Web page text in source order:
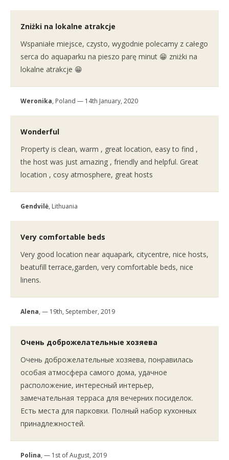
Zniżki na lokalne atrakcje
Wspaniałe miejsce, czysto, wygodnie polecamy z całego
serca do aquaparku na pieszo parę minut 😁 zniżki na
lokalne atrakcje 😁
Weronika, Poland — 14th January, 2020
Wonderful
Property is clean, warm , great location, easy to find ,
the host was just amazing , friendly and helpful. Great
location , cosy atmosphere, great hosts
Gendvilė, Lithuania
Very comfortable beds
Very good location near aquapark, citycentre, nice hosts,
beatufill terrace,garden, very comfortable beds, nice
linens.
Alena, — 19th, September, 2019
Очень доброжелательные хозяева
Очень доброжелательные хозяева, понравилась
особая атмосфера самого дома, удачное
расположение, интересный интерьер,
замечательная терраса для вечерних посиделок.
Есть места для парковки. Полный набор кухонных
принадлежностей.
Polina, — 1st of August, 2019